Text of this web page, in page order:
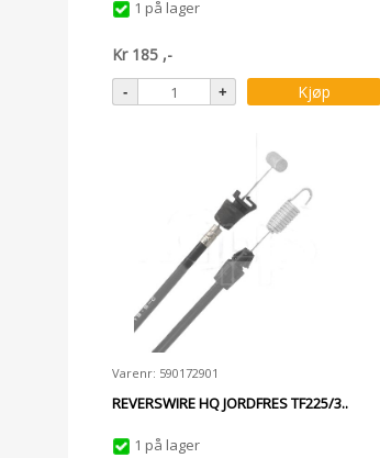
1 på lager
Kr 185 ,-
Kjøp
Varenr: 590172901
REVERSWIRE HQ JORDFRES TF225/3..
1 på lager